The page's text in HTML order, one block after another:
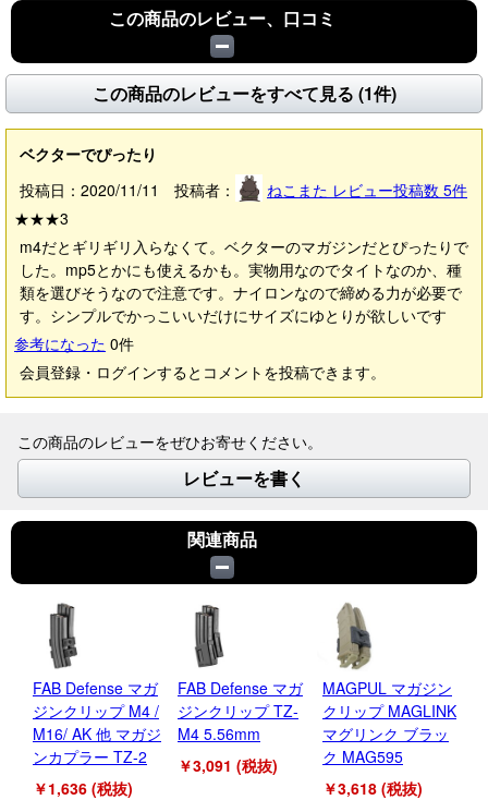
この商品のレビュー、口コミ
この商品のレビューをすべて見る (1件)
ベクターでぴったり
投稿日：2020/11/11 投稿者：
ねこまた レビュー投稿数 5件
★★★3
m4だとギリギリ入らなくて。ベクターのマガジンだとぴったりで
した。mp5とかにも使えるかも。実物用なのでタイトなのか、種
類を選びそうなので注意です。ナイロンなので締める力が必要で
す。シンプルでかっこいいだけにサイズにゆとりが欲しいです
参考になった 0件
会員登録・ログインするとコメントを投稿できます。
この商品のレビューをぜひお寄せください。
レビューを書く
関連商品
FAB Defense マガ
ジンクリップ M4 /
M16/ AK 他 マガジ
ンカプラー TZ-2
￥1,636 (税抜)
FAB Defense マガ
ジンクリップ TZ-
M4 5.56mm
￥3,091 (税抜)
MAGPUL マガジン
クリップ MAGLINK
マグリンク ブラッ
ク MAG595
￥3,618 (税抜)